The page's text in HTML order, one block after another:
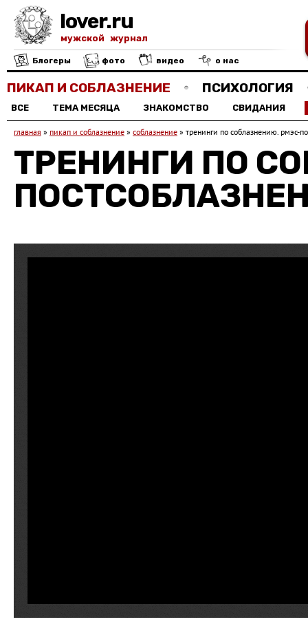
lover.ru
мужской журнал
Блогеры фото видео о нас
ПИКАП И СОБЛАЗНЕНИЕ ПСИХОЛОГИЯ
ВСЕ ТЕМА МЕСЯЦА ЗНАКОМСТВО СВИДАНИЯ
главная » пикап и соблазнение » соблазнение » тренинги по соблазнению. рмэс-
ТРЕНИНГИ ПО